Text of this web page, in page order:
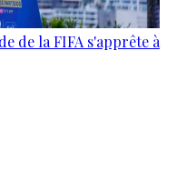
de la FIFA s'apprête à